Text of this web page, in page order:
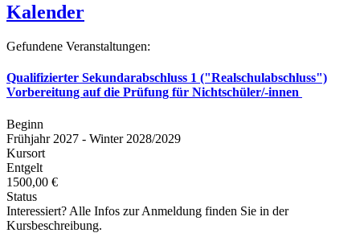
Kalender
Gefundene Veranstaltungen:
Qualifizierter Sekundarabschluss 1 ("Realschulabschluss")
Vorbereitung auf die Prüfung für Nichtschüler/-innen
Beginn
Frühjahr 2027 - Winter 2028/2029
Kursort
Entgelt
1500,00 €
Status
Interessiert? Alle Infos zur Anmeldung finden Sie in der
Kursbeschreibung.